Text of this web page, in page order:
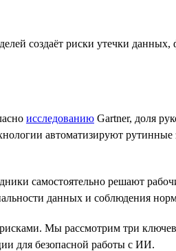
создаёт риски утечки данных,
исследованию Gartner, доля
автоматизируют рутинные
самостоятельно решают
данных и соблюдения
Мы рассмотрим три
для безопасной работы с ИИ.